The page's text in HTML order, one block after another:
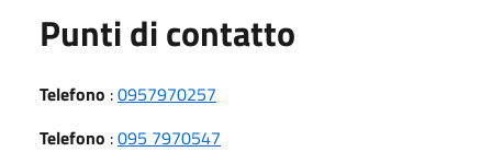
Punti di contatto
Telefono :0957970257
Telefono :095 7970547